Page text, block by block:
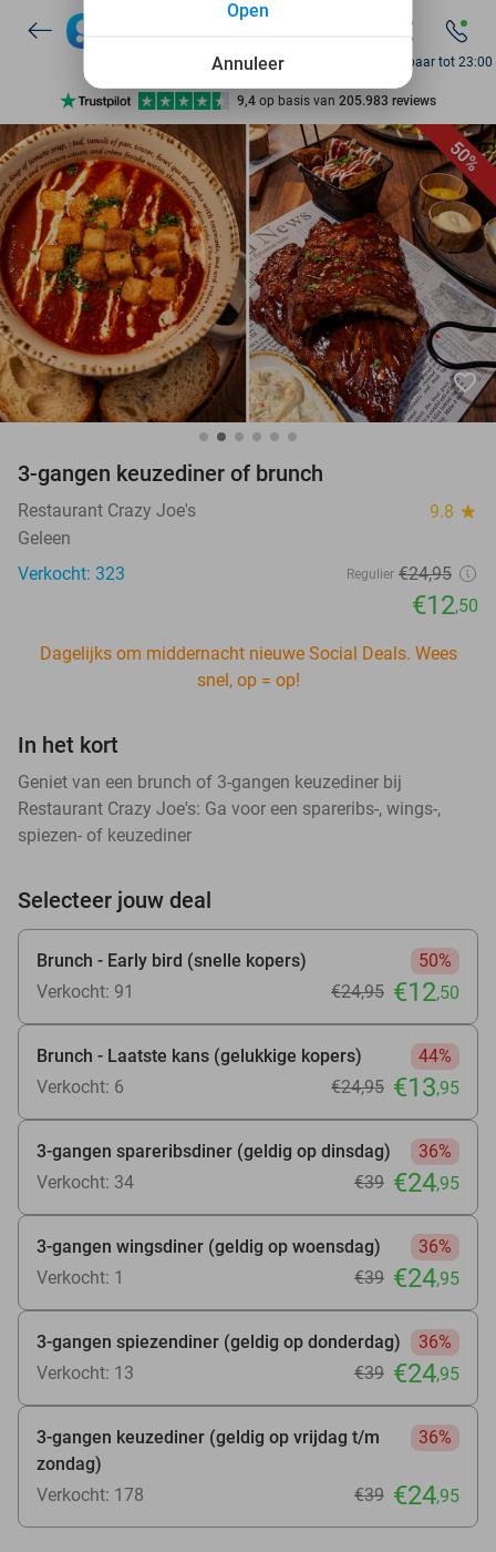
7 dagen per week beschikbaar
10+ miljoen leden
9,4 op basis van 205.983 reviews
Ontdek 15.000+ deals
7 dagen per week beschikbaar
10+ miljoen leden
Bereikbaar tot 23:00
50%
favorite_border
3-gangen keuzediner of brunch
Restaurant Crazy Joe's 9.8 star
Geleen
Verkocht: 323
Regulier €24,95
€12,50
Dagelijks om middernacht nieuwe Social Deals. Wees
snel, op = op!
In het kort
Geniet van een brunch of 3-gangen keuzediner bij
Restaurant Crazy Joe's: Ga voor een spareribs-, wings-,
spiezen- of keuzediner
Selecteer jouw deal
Brunch - Early bird (snelle kopers)
50%
Verkocht: 91
€24,95 €12,50
Brunch - Laatste kans (gelukkige kopers)
44%
Verkocht: 6
€24,95 €13,95
3-gangen spareribsdiner (geldig op dinsdag)
36%
Verkocht: 34
€39 €24,95
3-gangen wingsdiner (geldig op woensdag)
36%
Verkocht: 1
€39 €24,95
3-gangen spiezendiner (geldig op donderdag)
36%
Verkocht: 13
€39 €24,95
3-gangen keuzediner (geldig op vrijdag t/m
zondag)
36%
Verkocht: 178 €39 €24,95
Annuleer
Open